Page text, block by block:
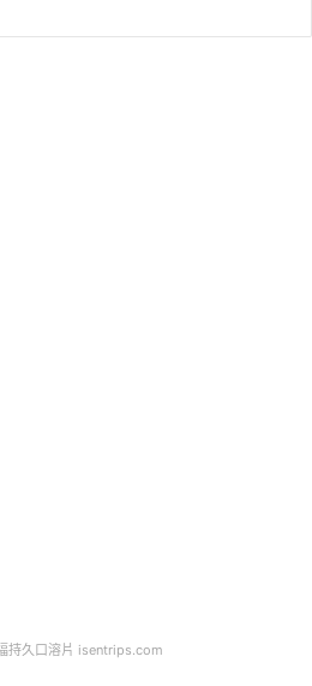
持久口溶片 isentrips.com